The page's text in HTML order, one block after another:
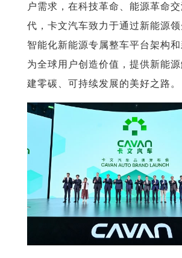
户需求，在科技革命、能源革命
代，卡文汽车致力于通过新能源
智能化新能源专属整车平台架构和
为全球用户创造价值，提供新能
建零碳、可持续发展的美好之路。